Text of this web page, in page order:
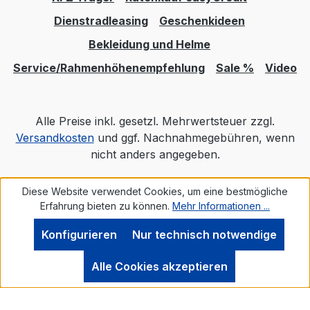
Erwachsenenfahrrad Produktkategorie: E-
City / E-Trekking Radgröße: 28 Zoll
Rahmenform: Wave Rahmengröße (Wert):
500 mm Rahmenhöhe: Rahmenmaterial:
Kabelführung Reifengröße (ETRTO): 55-
622 Rückleuchte: FUXON R-Glow EB, mit
COB technologie Rücktrittbremse: nein
Sattel: ZECURE Comfort Men/ Comfort
Women / Comfort Plus Sattelstütze: Ø
31,6mm Schalthebel: FIT Remote eShift 12
GangSchaltungsart Schaltungsart:
Tretlagergetriebe Schutzbleche:
SunnyWheel 65mm Ständer: PLETSCHER
Dienstradleasing
Geschenkideen
Bekleidung und Helme
Service/Rahmenhöhenempfehlung
Sale % Video
Alle Preise inkl. gesetzl. Mehrwertsteuer zzgl.
Versandkostenund ggf. Nachnahmegebühren, wenn
nicht anders angegeben.
Realisiert mit Shopware
Diese Website verwendet Cookies, um eine bestmögliche
Erfahrung bieten zu können. Mehr Informationen ...
Nur technisch notwendige
Konfigurieren
Alle Cookies akzeptieren